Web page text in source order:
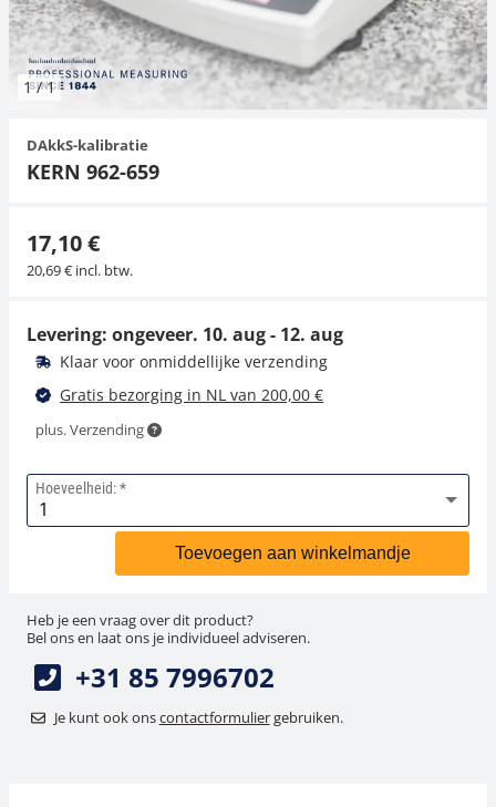
1/1
DAkkS-kalibratie
KERN 962-659
17,10 €
20,69 € incl. btw.
Levering: ongeveer. 10. aug - 12. aug
Klaar voor onmiddellijke verzending
Gratis bezorging in NL van 200,00 €
plus. Verzending
Hoeveelheid:
Toevoegen aan winkelmandje
Heb je een vraag over dit product?
Bel ons en laat ons je individueel adviseren.
+31 85 7996702
Je kunt ook onscontactformuliergebruiken.
Hangende weegschalen
Orgelschalen
Spannings- en compressiebelastingcellen
Videomicroscopen
Toepassingen voor experts
Suiker
Newton-gewichten
Geluidsniveaumeter
Overig